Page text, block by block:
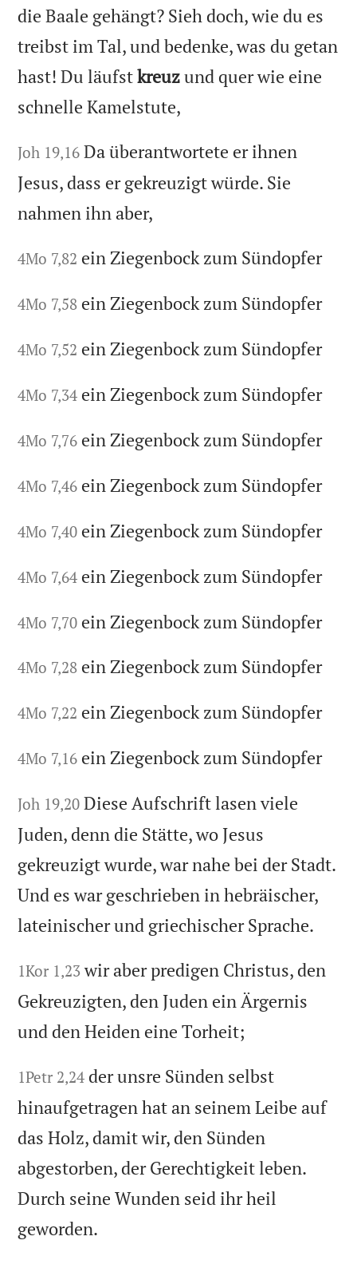
die Baale gehängt? Sieh doch, wie du es
treibst im Tal, und bedenke, was du getan
hast! Du läufstkreuzund quer wie eine
schnelle Kamelstute,
Joh 19,16 Da überantwortete er ihnen
Jesus, dass er gekreuzigt würde. Sie
nahmen ihn aber,
4Mo 7,82 ein Ziegenbock zum Sündopfer
4Mo 7,58 ein Ziegenbock zum Sündopfer
4Mo 7,52 ein Ziegenbock zum Sündopfer
4Mo 7,34 ein Ziegenbock zum Sündopfer
4Mo 7,76 ein Ziegenbock zum Sündopfer
4Mo 7,46 ein Ziegenbock zum Sündopfer
4Mo 7,40 ein Ziegenbock zum Sündopfer
4Mo 7,64 ein Ziegenbock zum Sündopfer
4Mo 7,70 ein Ziegenbock zum Sündopfer
4Mo 7,28 ein Ziegenbock zum Sündopfer
4Mo 7,22 ein Ziegenbock zum Sündopfer
4Mo 7,16 ein Ziegenbock zum Sündopfer
Joh 19,20 Diese Aufschrift lasen viele
Juden, denn die Stätte, wo Jesus
gekreuzigt wurde, war nahe bei der Stadt.
Und es war geschrieben in hebräischer,
lateinischer und griechischer Sprache.
1Kor 1,23 wir aber predigen Christus, den
Gekreuzigten, den Juden ein Ärgernis
und den Heiden eine Torheit;
1Petr 2,24 der unsre Sünden selbst
hinaufgetragen hat an seinem Leibe auf
das Holz, damit wir, den Sünden
abgestorben, der Gerechtigkeit leben.
Durch seine Wunden seid ihr heil
geworden.